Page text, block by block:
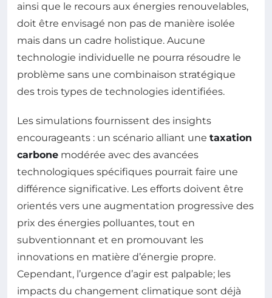
ainsi que le recours aux énergies renouvelables,
doit être envisagé non pas de manière isolée
mais dans un cadre holistique. Aucune
technologie individuelle ne pourra résoudre le
problème sans une combinaison stratégique
des trois types de technologies identifiées.
Les simulations fournissent des insights
encourageants : un scénario alliant une taxation
carbone modérée avec des avancées
technologiques spécifiques pourrait faire une
différence significative. Les efforts doivent être
orientés vers une augmentation progressive des
prix des énergies polluantes, tout en
subventionnant et en promouvant les
innovations en matière d’énergie propre.
Cependant, l’urgence d’agir est palpable; les
impacts du changement climatique sont déjà